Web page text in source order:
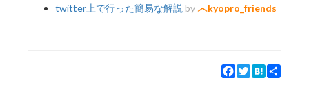
twitter上で行った簡易な解説 by kyopro_friends
Facebook
Twitter
Hatena